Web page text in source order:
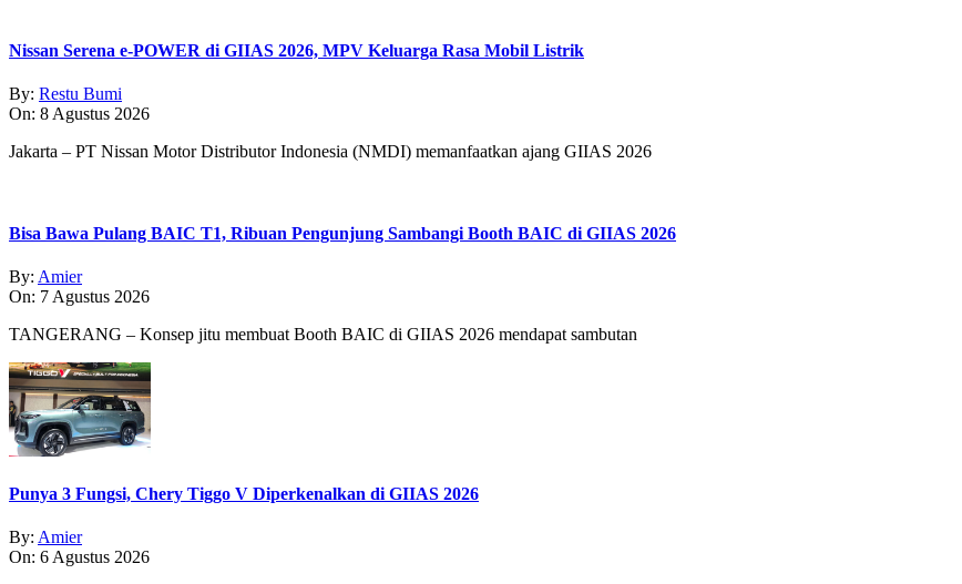
Nissan Serena e-POWER di GIIAS 2026, MPV Keluarga Rasa Mobil Listrik
By: Restu Bumi
On: 8 Agustus 2026
Jakarta – PT Nissan Motor Distributor Indonesia (NMDI) memanfaatkan ajang GIIAS 2026
Bisa Bawa Pulang BAIC T1, Ribuan Pengunjung Sambangi Booth BAIC di GIIAS 2026
By: Amier
On: 7 Agustus 2026
TANGERANG – Konsep jitu membuat Booth BAIC di GIIAS 2026 mendapat sambutan
Punya 3 Fungsi, Chery Tiggo V Diperkenalkan di GIIAS 2026
By: Amier
On: 6 Agustus 2026